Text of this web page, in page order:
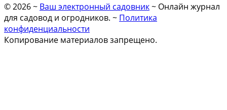
©2026~ Ваш электронный садовник~ Онлайн журнал
для садовод и огродников. ~ Политика
конфиденциальности
Копирование материалов запрещено.